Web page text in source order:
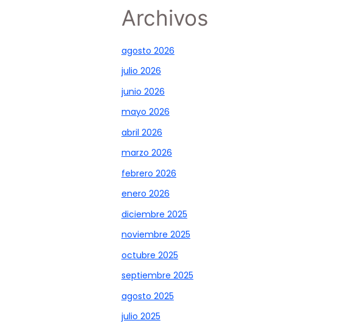
Archivos
agosto 2026
julio 2026
junio 2026
mayo 2026
abril 2026
marzo 2026
febrero 2026
enero 2026
diciembre 2025
noviembre 2025
octubre 2025
septiembre 2025
agosto 2025
julio 2025